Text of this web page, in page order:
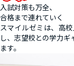
入試対策も万全、
合格まで連れていく
スマイルゼミは、高
し、志望校との学力
ます。